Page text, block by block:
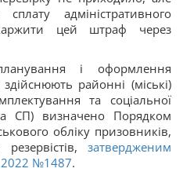
адміністративного
цей штраф через
і оформлення
здійснюють районні (міські)
та соціальної
СП) визначено Порядком
обліку призовників,
затвердженим
№1487.